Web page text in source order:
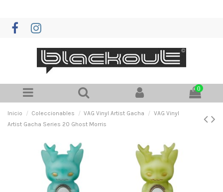
0
Inicio Coleccionables VAG Vinyl Artist Gacha
VAG Vinyl
Artist Gacha Series 20 Ghost Morris